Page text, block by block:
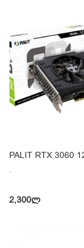
PALIT RTX 3060
.
2,300ლ